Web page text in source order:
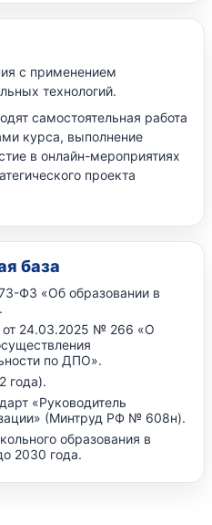
с применением
технологий.
самостоятельная работа
курса, выполнение
в онлайн-мероприятиях
проекта
база
ФЗ «Об образовании в
24.03.2025 № 266 «О
по ДПО».
года).
«Руководитель
(Минтруд РФ № 608н).
образования в
2030 года.